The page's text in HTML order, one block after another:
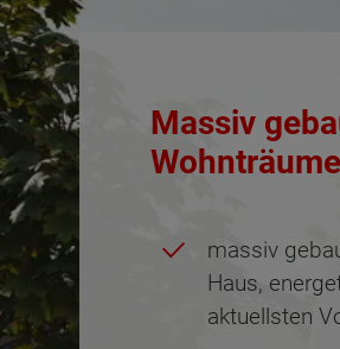
Massiv
Wohnträume
massiv
Haus,
aktuellsten